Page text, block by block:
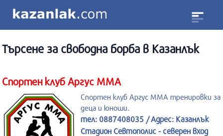
Търсене за свободна борба в Казанлък
Спортен клуб Аргус MMA
Спортен клуб Аргус MMA тренировки за
деца и юноши.
тел: 0887408035 / Адрес: Казанлък
Стадион Севтополис - северен вход